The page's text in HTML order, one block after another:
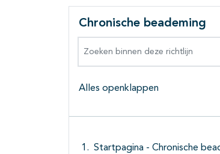
Chronische beademing
Alles openklappen
Startpagina - Chronische